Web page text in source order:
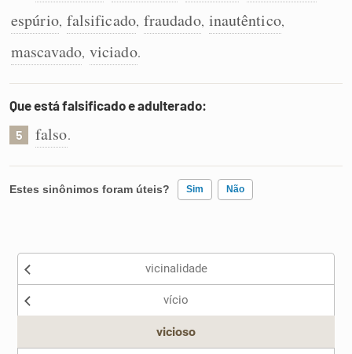
espúrio, falsificado, fraudado, inautêntico,
mascavado, viciado.
Que está falsificado e adulterado:
5 falso.
Estes sinônimos foram úteis? Sim Não
Nenhum dos sinônimos apresentados me ajudou
vicinalidade
vício
vicioso